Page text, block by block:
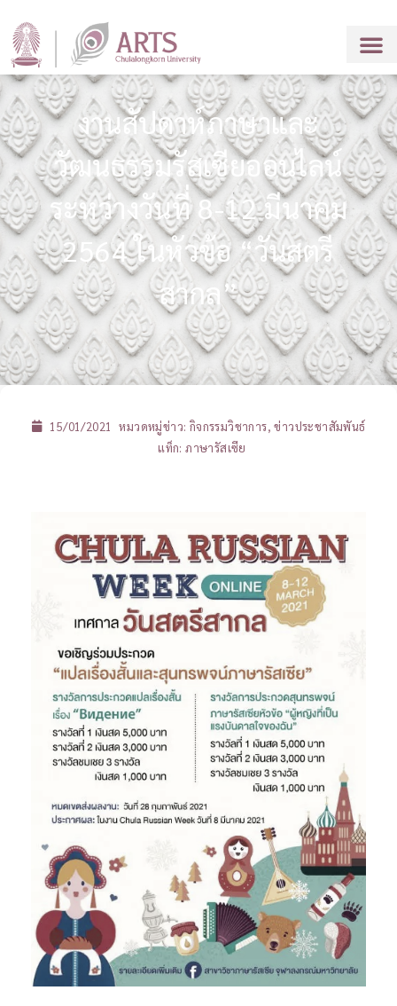
งานสัปดาห์ภาษาและ
วัฒนธรรมรัสเซียออนไลน์
ระหว่างวันที่ 8-12 มีนาคม
2564 ในหัวข้อ “วันสตรี
สากล”
15/01/2021 หมวดหมู่ข่าว: กิจกรรมวิชาการ,ข่าวประชาสัมพันธ์
แท็ก: ภาษารัสเซีย